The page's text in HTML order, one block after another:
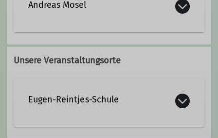
Andreas Mosel
andreas.mosel@dav-hameln.de
Unsere Veranstaltungsorte
Eugen-Reintjes-Schule